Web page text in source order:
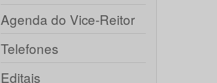
Agenda do Vice-Reitor
Telefones
Editais